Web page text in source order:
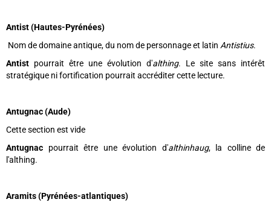
Antist (Hautes-Pyrénées)
Nom de domaine antique, du nom de personnage et latin Antistius.
Antist pourrait être une évolution d'althing. Le site sans intérêt
stratégique ni fortification pourrait accréditer cette lecture.
Antugnac (Aude)
Cette section est vide
Antugnac pourrait être une évolution d'althinhaug, la colline de
l'althing.
Aramits (Pyrénées-atlantiques)